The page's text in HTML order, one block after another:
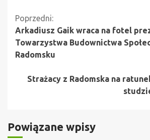
Kontynuuj
czytanie
Poprzedni:
Arkadiusz Gaik wraca na fotel
Towarzystwa Budownictwa
Radomsku
Strażacy z Radomska na
Powiązane wpisy